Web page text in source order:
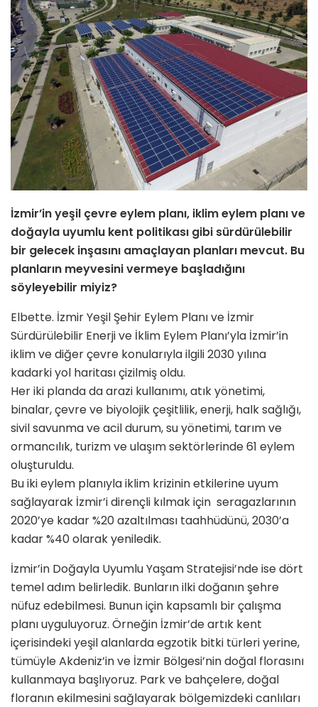
İzmir’in yeşil çevre eylem planı, iklim eylem planı ve
doğayla uyumlu kent politikası gibi sürdürülebilir
bir gelecek inşasını amaçlayan planları mevcut. Bu
planların meyvesini vermeye başladığını
söyleyebilir miyiz?
Elbette. İzmir Yeşil Şehir Eylem Planı ve İzmir
Sürdürülebilir Enerji ve İklim Eylem Planı’yla İzmir’in
iklim ve diğer çevre konularıyla ilgili 2030 yılına
kadarki yol haritası çizilmiş oldu.
Her iki planda da arazi kullanımı, atık yönetimi,
binalar, çevre ve biyolojik çeşitlilik, enerji, halk sağlığı,
sivil savunma ve acil durum, su yönetimi, tarım ve
ormancılık, turizm ve ulaşım sektörlerinde 61 eylem
oluşturuldu.
Bu iki eylem planıyla iklim krizinin etkilerine uyum
sağlayarak İzmir’i dirençli kılmak için seragazlarının
2020’ye kadar %20 azaltılması taahhüdünü, 2030’a
kadar %40 olarak yeniledik.
İzmir’in Doğayla Uyumlu Yaşam Stratejisi’nde ise dört
temel adım belirledik. Bunların ilki doğanın şehre
nüfuz edebilmesi. Bunun için kapsamlı bir çalışma
planı uyguluyoruz. Örneğin İzmir’de artık kent
içerisindeki yeşil alanlarda egzotik bitki türleri yerine,
tümüyle Akdeniz’in ve İzmir Bölgesi’nin doğal florasını
kullanmaya başlıyoruz. Park ve bahçelere, doğal
floranın ekilmesini sağlayarak bölgemizdeki canlıları